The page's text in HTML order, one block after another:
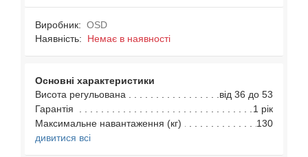
Виробник: OSD
Наявність: Немає в наявності
Основні характеристики
Висота регульована
від 36 до 53
Гарантія
1 рік
Максимальне навантаження (кг)
130
дивитися всі